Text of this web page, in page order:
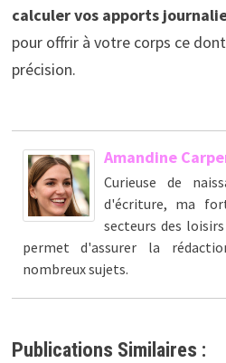
calculer vos apports
pour offrir à votre corps ce
précision.
Amandine
Curieuse de
d'écriture, ma
secteurs des
permet d'assurer la
nombreux sujets.
Publications Similaires :